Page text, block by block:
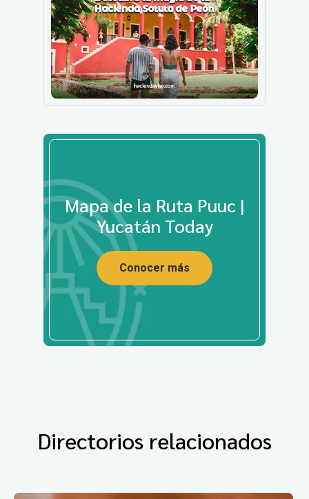
Mapa de la Ruta Puuc |
Yucatán Today
Conocer más
Directorios relacionados